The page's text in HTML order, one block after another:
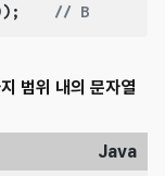
// B
위 내의 문자열
Java